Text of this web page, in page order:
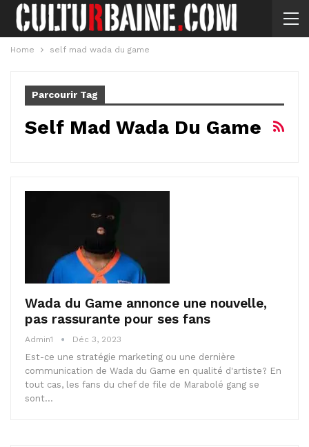
Home self mad wada du game
Parcourir Tag
Self Mad Wada Du Game
Wada du Game annonce une nouvelle,
pas rassurante pour ses fans
Admin1 Déc 3, 2023
Est-ce une stratégie marketing ou une dernière
communication de Wada du Game en qualité d'artiste? En
tout cas, les fans du chef de file de Marabolé gang se
sont…